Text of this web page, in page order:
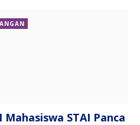
STAI Panca